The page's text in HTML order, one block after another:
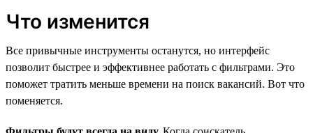
Что изменится
Все привычные инструменты останутся, но интерфейс
позволит быстрее и эффективнее работать с фильтрами. Это
поможет тратить меньше времени на поиск вакансий. Вот что
поменяется.